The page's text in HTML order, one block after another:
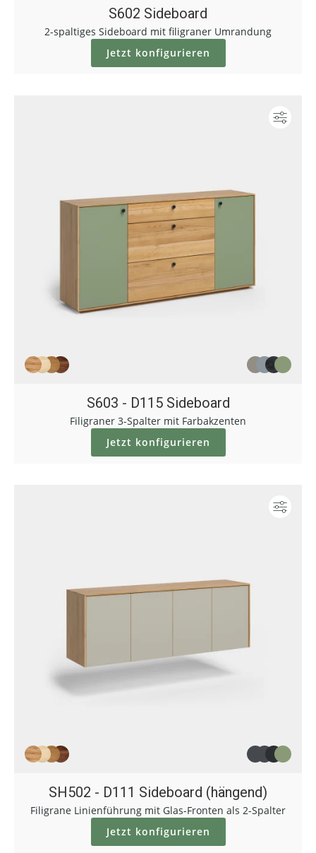
S602 Sideboard
2-spaltiges Sideboard mit filigraner Umrandung
Jetzt konfigurieren
S603 - D115 Sideboard
Filigraner 3-Spalter mit Farbakzenten
Jetzt konfigurieren
SH502 - D111 Sideboard (hängend)
Filigrane Linienführung mit Glas-Fronten als 2-Spalter
Jetzt konfigurieren